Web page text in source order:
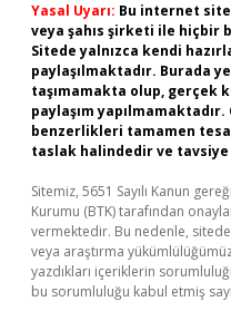
Yasal Uyarı: Bu internet
veya şahıs şirketi ile hiçbir
Sitede yalnızca kendi
paylaşılmaktadır. Burada
taşımamakta olup, gerçek
paylaşım
benzerlikleri tamamen
taslak halindedir ve
Sitemiz, 5651 Sayılı Kanun
Kurumu (BTK) tarafından
vermektedir. Bu nedenle,
veya araştırma
yazdıkları içeriklerin
bu sorumluluğu kabul etmiş